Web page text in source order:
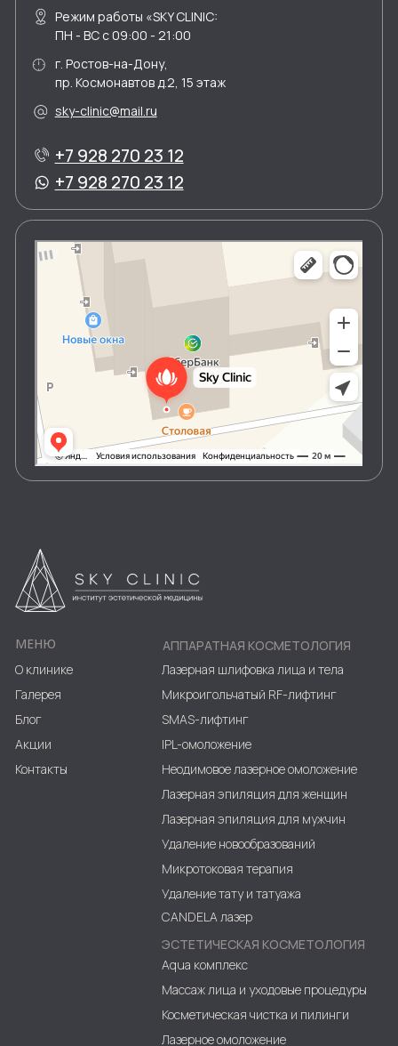
SKY CLINIC 2024 © ВСЕ ПРАВА ЗАЩИЩЕНЫ
ПОЛИТИКА КОНФИДЕНЦИАЛЬНОСТИ
ПРАВОВАЯ ИНФОРМАЦИЯ
Медицинская лицензия Л041-01050-61/00347383
ИНН 6166102336
ОГРН 1166196109067
КПП 616601001
ООО "УСПЕШНАЯ МЕДИЦИНА"
Юридический адрес: 344065 г.
9/3, офис 318
ЮРИДИЧЕСКАЯ ИНФОРМАЦИЯ
НИТЕВАЯ ПОДТЯЖКА
Биоревитализация и мезотерапия
Плазмотерапия
Ботулинотерапия и гипергидроз
Контурная пластика лица